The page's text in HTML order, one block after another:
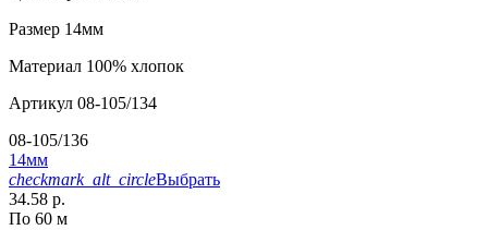
Размер 14мм
Материал 100% хлопок
Артикул 08-105/134
08-105/136
14мм
checkmark_alt_circleВыбрать
34.58 р.
По 60 м